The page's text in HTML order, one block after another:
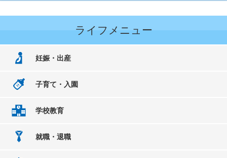
ライフメニュー
妊娠・出産
子育て・入園
学校教育
就職・退職